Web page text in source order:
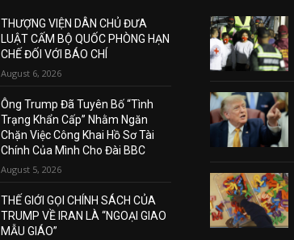
THƯỢNG VIỆN DÂN CHỦ ĐƯA
LUẬT CẤM BỘ QUỐC PHÒNG HẠN
CHẾ ĐỐI VỚI BÁO CHÍ
August 6, 2026
Ông Trump Đã Tuyên Bố “Tình
Trạng Khẩn Cấp” Nhằm Ngăn
Chặn Việc Công Khai Hồ Sơ Tài
Chính Của Mình Cho Đài BBC
August 5, 2026
THẾ GIỚI GỌI CHÍNH SÁCH CỦA
TRUMP VỀ IRAN LÀ “NGOẠI GIAO
MẪU GIÁO”